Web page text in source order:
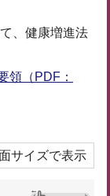
、健康増進法
領（PDF：
サイズで表示